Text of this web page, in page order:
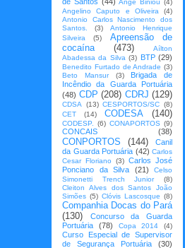
Ange Biniou (4)
Angelino Caputo e Oliveira
(4)
Antonio Carlos Nascimento dos
Santos.
(3)
Antonio Henrique
Silveira
(5)
Apreensão de
cocaína
(473)
Aílton
Abadessa da Silva (3) BTP (29)
Benedito Furtado de Andrade (3)
Beto Mansur
(3)
Brigada de
Incêndio da Guarda Portuária
(48) CDP (208) CDRJ (129)
CDSA (13) CESPORTOS/SC (8)
CET
(14) CODESA (140)
CODESP. (6) CONAPORTOS (9)
CONCAIS (38)
CONPORTOS (144)
Canil
da Guarda Portuária (42) Carlos
Cesar Floriano
(3) Carlos José
Ponciano da Silva
(21)
Celso
Simonetti Trench Junior
(8)
Cleiton Alves dos Santos João
Simões (5) Clóvis Lascosque (8)
Companhia Docas do Pará
(130)
Concurso da Guarda
Portuária
(78) Copa 2014 (4)
Curso Especial de Supervisor
de Segurança Portuária
(30)